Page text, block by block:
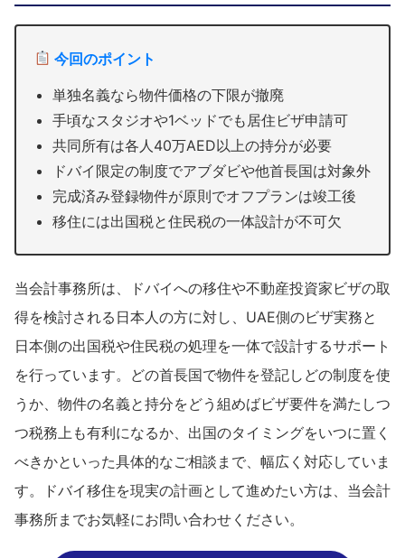
今回のポイント
単独名義なら物件価格の下限が撤廃
手頃なスタジオや1ベッドでも居住ビザ申請可
共同所有は各人40万AED以上の持分が必要
ドバイ限定の制度でアブダビや他首長国は対象外
完成済み登録物件が原則でオフプランは竣工後
移住には出国税と住民税の一体設計が不可欠
当会計事務所は、ドバイへの移住や不動産投資家ビザの取
得を検討される日本人の方に対し、UAE側のビザ実務と
日本側の出国税や住民税の処理を一体で設計するサポート
を行っています。どの首長国で物件を登記しどの制度を使
うか、物件の名義と持分をどう組めばビザ要件を満たしつ
つ税務上も有利になるか、出国のタイミングをいつに置く
べきかといった具体的なご相談まで、幅広く対応していま
す。ドバイ移住を現実の計画として進めたい方は、当会計
事務所までお気軽にお問い合わせください。